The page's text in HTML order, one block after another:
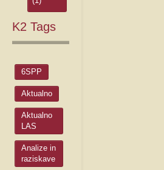
K2 Tags
6SPP
Aktualno
Aktualno
LAS
Analize in
raziskave